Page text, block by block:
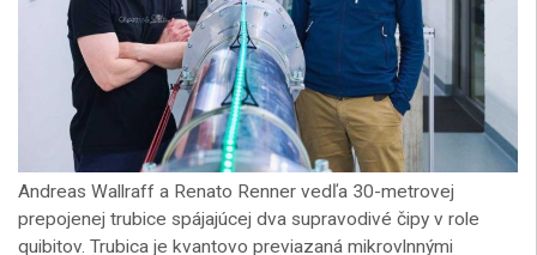
Andreas Wallraff a Renato Renner vedľa 30-metrovej
prepojenej trubice spájajúcej dva supravodivé čipy v role
quibitov. Trubica je kvantovo previazaná mikrovlnnými